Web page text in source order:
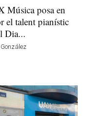
Música posa en
el talent pianístic
Dia...